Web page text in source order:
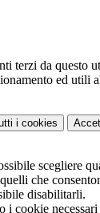
terzi da questo
ed utili
i cookies
scegliere
che
disabilitarli.
i cookie